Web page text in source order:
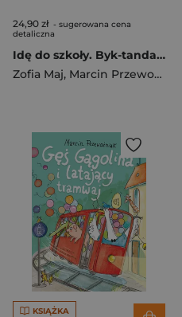
24,90 zł - sugerowana cena
detaliczna
Idę do szkoły. Byk-tanda Marcina Przewoźniaka i zabawy ortograficzne. Klasy 1-3
Zofia Maj, Marcin Przewoźniak
KSIĄŻKA